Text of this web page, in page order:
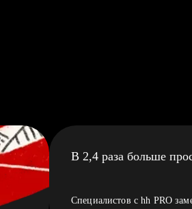
В 2,4 раза больше
Специалистов с hh PRO